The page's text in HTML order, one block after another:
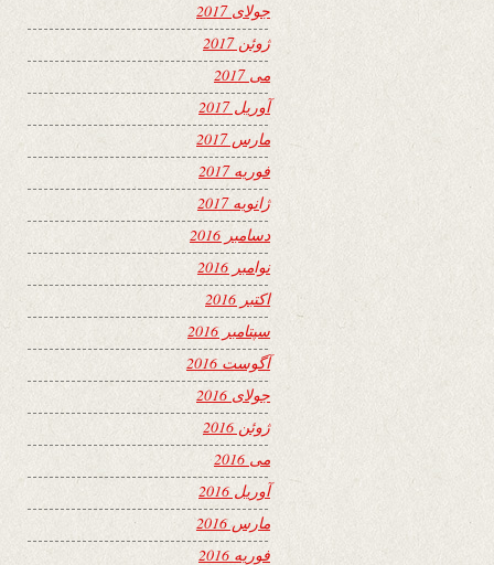
جولای 2017
ژوئن 2017
می 2017
آوریل 2017
مارس 2017
فوریه 2017
ژانویه 2017
دسامبر 2016
نوامبر 2016
اکتبر 2016
سپتامبر 2016
آگوست 2016
جولای 2016
ژوئن 2016
می 2016
آوریل 2016
مارس 2016
فوریه 2016